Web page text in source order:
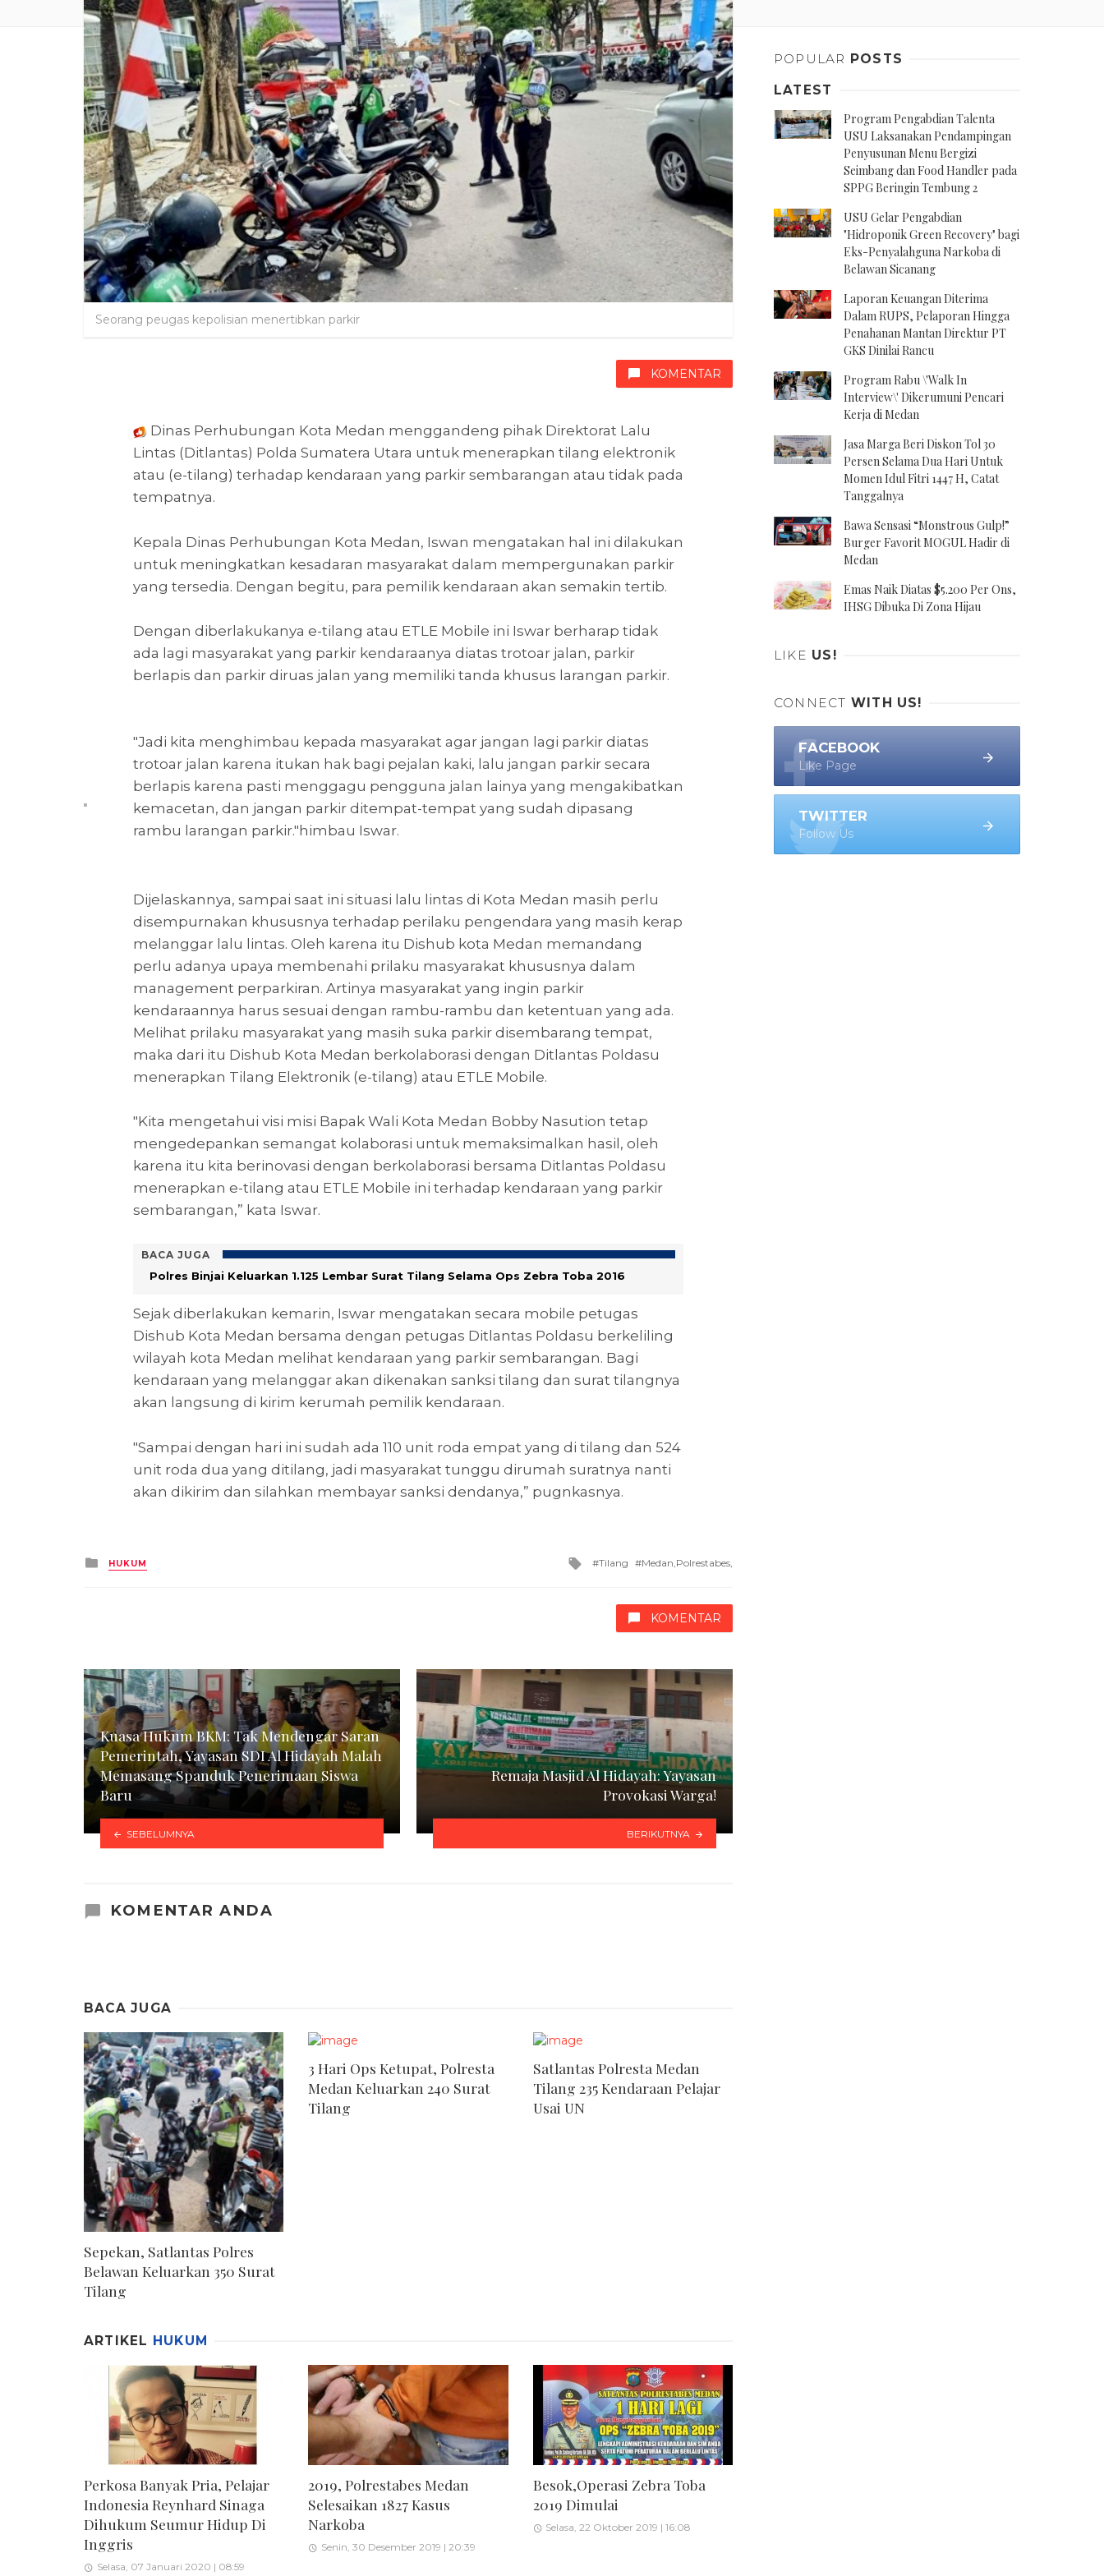
Seorang peugas kepolisian menertibkan parkir
KOMENTAR
Dinas Perhubungan Kota Medan menggandeng pihak Direktorat Lalu
Lintas (Ditlantas) Polda Sumatera Utara untuk menerapkan tilang elektronik
atau (e-tilang) terhadap kendaraan yang parkir sembarangan atau tidak pada
tempatnya.
Kepala Dinas Perhubungan Kota Medan, Iswan mengatakan hal ini dilakukan
untuk meningkatkan kesadaran masyarakat dalam mempergunakan parkir
yang tersedia. Dengan begitu, para pemilik kendaraan akan semakin tertib.
Dengan diberlakukanya e-tilang atau ETLE Mobile ini Iswar berharap tidak
ada lagi masyarakat yang parkir kendaraanya diatas trotoar jalan, parkir
berlapis dan parkir diruas jalan yang memiliki tanda khusus larangan parkir.
"Jadi kita menghimbau kepada masyarakat agar jangan lagi parkir diatas
trotoar jalan karena itukan hak bagi pejalan kaki, lalu jangan parkir secara
berlapis karena pasti menggagu pengguna jalan lainya yang mengakibatkan
kemacetan, dan jangan parkir ditempat-tempat yang sudah dipasang
rambu larangan parkir."himbau Iswar.
Dijelaskannya, sampai saat ini situasi lalu lintas di Kota Medan masih perlu
disempurnakan khususnya terhadap perilaku pengendara yang masih kerap
melanggar lalu lintas. Oleh karena itu Dishub kota Medan memandang
perlu adanya upaya membenahi prilaku masyarakat khususnya dalam
management perparkiran. Artinya masyarakat yang ingin parkir
kendaraannya harus sesuai dengan rambu-rambu dan ketentuan yang ada.
Melihat prilaku masyarakat yang masih suka parkir disembarang tempat,
maka dari itu Dishub Kota Medan berkolaborasi dengan Ditlantas Poldasu
menerapkan Tilang Elektronik (e-tilang) atau ETLE Mobile.
"Kita mengetahui visi misi Bapak Wali Kota Medan Bobby Nasution tetap
mengedepankan semangat kolaborasi untuk memaksimalkan hasil, oleh
karena itu kita berinovasi dengan berkolaborasi bersama Ditlantas Poldasu
menerapkan e-tilang atau ETLE Mobile ini terhadap kendaraan yang parkir
sembarangan,” kata Iswar.
BACA JUGA
Polres Binjai Keluarkan 1.125 Lembar Surat Tilang Selama Ops Zebra Toba 2016
Sejak diberlakukan kemarin, Iswar mengatakan secara mobile petugas
Dishub Kota Medan bersama dengan petugas Ditlantas Poldasu berkeliling
wilayah kota Medan melihat kendaraan yang parkir sembarangan. Bagi
kendaraan yang melanggar akan dikenakan sanksi tilang dan surat tilangnya
akan langsung di kirim kerumah pemilik kendaraan.
"Sampai dengan hari ini sudah ada 110 unit roda empat yang di tilang dan 524
unit roda dua yang ditilang, jadi masyarakat tunggu dirumah suratnya nanti
akan dikirim dan silahkan membayar sanksi dendanya,” pugnkasnya.
Posted
in
HUKUM
Tagged
Tilang Medan,Polrestabes,
KOMENTAR
Kuasa Hukum BKM: Tak Mendengar Saran
Pemerintah, Yayasan SDI Al Hidayah Malah
Memasang Spanduk Penerimaan Siswa
Baru
SEBELUMNYA
Remaja Masjid Al Hidayah: Yayasan
Provokasi Warga!
BERIKUTNYA
KOMENTAR ANDA
BACA JUGA
Sepekan, Satlantas Polres
Belawan Keluarkan 350 Surat
Tilang
3 Hari Ops Ketupat, Polresta
Medan Keluarkan 240 Surat
Tilang
Satlantas Polresta Medan
Tilang 235 Kendaraan Pelajar
Usai UN
ARTIKEL HUKUM
Perkosa Banyak Pria, Pelajar
Indonesia Reynhard Sinaga
Dihukum Seumur Hidup Di
Inggris
Selasa, 07 Januari 2020 | 08:59
2019, Polrestabes Medan
Selesaikan 1827 Kasus
Narkoba
Senin, 30 Desember 2019 | 20:39
Besok,Operasi Zebra Toba
2019 Dimulai
Selasa, 22 Oktober 2019 | 16:08
POPULAR POSTS
LATEST
Program Pengabdian Talenta
USU Laksanakan Pendampingan
Penyusunan Menu Bergizi
Seimbang dan Food Handler pada
SPPG Beringin Tembung 2
USU Gelar Pengabdian
"Hidroponik Green Recovery" bagi
Eks-Penyalahguna Narkoba di
Belawan Sicanang
Laporan Keuangan Diterima
Dalam RUPS, Pelaporan Hingga
Penahanan Mantan Direktur PT
GKS Dinilai Rancu
Program Rabu \'Walk In
Interview\' Dikerumuni Pencari
Kerja di Medan
Jasa Marga Beri Diskon Tol 30
Persen Selama Dua Hari Untuk
Momen Idul Fitri 1447 H, Catat
Tanggalnya
Bawa Sensasi “Monstrous Gulp!”
Burger Favorit MOGUL Hadir di
Medan
Emas Naik Diatas $5.200 Per Ons,
IHSG Dibuka Di Zona Hijau
LIKE US!
CONNECT WITH US!
FACEBOOK
Like Page
TWITTER
Follow Us